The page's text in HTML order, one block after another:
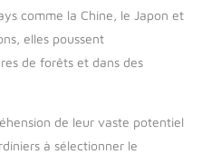
comme la Chine, le Japon et
elles poussent
de forêts et dans des
de leur vaste potentiel
à sélectionner le